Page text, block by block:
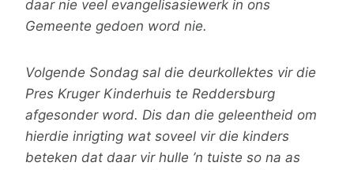
daar nie veel evangelisasiewerk in ons
Gemeente gedoen word nie.
Volgende Sondag sal die deurkollektes vir die
Pres Kruger Kinderhuis te Reddersburg
afgesonder word. Dis dan die geleentheid om
hierdie inrigting wat soveel vir die kinders
beteken dat daar vir hulle ’n tuiste so na as